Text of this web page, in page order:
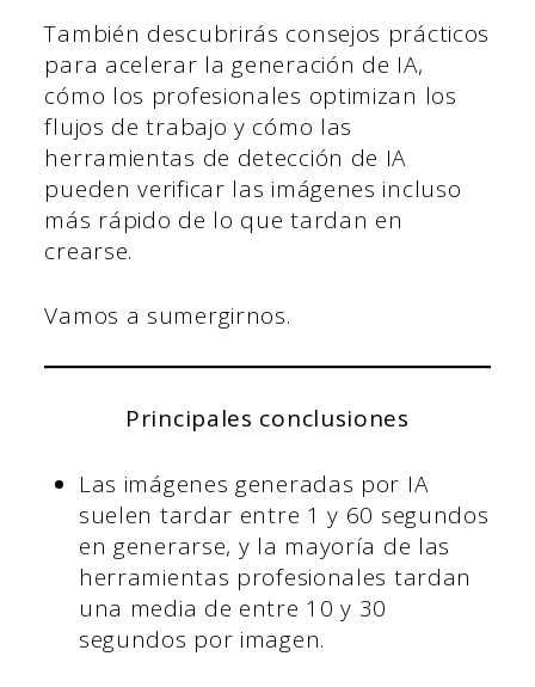
También descubrirás consejos prácticos
para acelerar la generación de IA,
cómo los profesionales optimizan los
flujos de trabajo y cómo las
herramientas de detección de IA
pueden verificar las imágenes incluso
más rápido de lo que tardan en
crearse.
Vamos a sumergirnos.
Principales conclusiones
Las imágenes generadas por IA
suelen tardar entre 1 y 60 segundos
en generarse, y la mayoría de las
herramientas profesionales tardan
una media de entre 10 y 30
segundos por imagen.